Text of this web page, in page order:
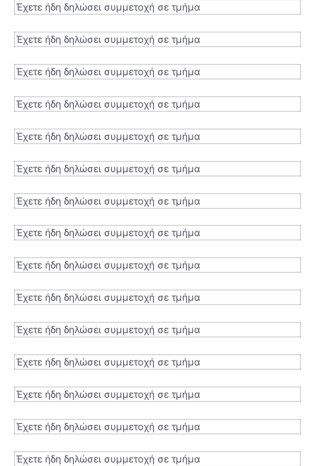
Έχετε ήδη δηλώσει συμμετοχή σε τμήμα
Έχετε ήδη δηλώσει συμμετοχή σε τμήμα
Έχετε ήδη δηλώσει συμμετοχή σε τμήμα
Έχετε ήδη δηλώσει συμμετοχή σε τμήμα
Έχετε ήδη δηλώσει συμμετοχή σε τμήμα
Έχετε ήδη δηλώσει συμμετοχή σε τμήμα
Έχετε ήδη δηλώσει συμμετοχή σε τμήμα
Έχετε ήδη δηλώσει συμμετοχή σε τμήμα
Έχετε ήδη δηλώσει συμμετοχή σε τμήμα
Έχετε ήδη δηλώσει συμμετοχή σε τμήμα
Έχετε ήδη δηλώσει συμμετοχή σε τμήμα
Έχετε ήδη δηλώσει συμμετοχή σε τμήμα
Έχετε ήδη δηλώσει συμμετοχή σε τμήμα
Έχετε ήδη δηλώσει συμμετοχή σε τμήμα
Έχετε ήδη δηλώσει συμμετοχή σε τμήμα